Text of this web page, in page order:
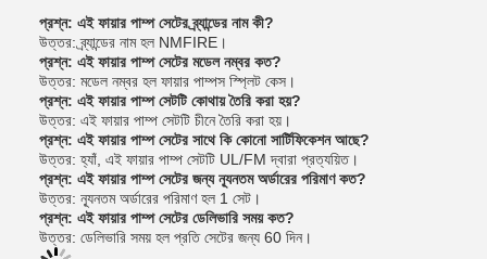
প্রশ্ন: এই ফায়ার পাম্প সেটের ব্র্যান্ডের নাম কী?
উত্তর: ব্র্যান্ডের নাম হল NMFIRE।
প্রশ্ন: এই ফায়ার পাম্প সেটের মডেল নম্বর কত?
উত্তর: মডেল নম্বর হল ফায়ার পাম্পস স্প্লিট কেস।
প্রশ্ন: এই ফায়ার পাম্প সেটটি কোথায় তৈরি করা হয়?
উত্তর: এই ফায়ার পাম্প সেটটি চীনে তৈরি করা হয়।
প্রশ্ন: এই ফায়ার পাম্প সেটের সাথে কি কোনো সার্টিফিকেশন আছে?
উত্তর: হ্যাঁ, এই ফায়ার পাম্প সেটটি UL/FM দ্বারা প্রত্যয়িত।
প্রশ্ন: এই ফায়ার পাম্প সেটের জন্য ন্যূনতম অর্ডারের পরিমাণ কত?
উত্তর: ন্যূনতম অর্ডারের পরিমাণ হল 1 সেট।
প্রশ্ন: এই ফায়ার পাম্প সেটের ডেলিভারি সময় কত?
উত্তর: ডেলিভারি সময় হল প্রতি সেটের জন্য 60 দিন।